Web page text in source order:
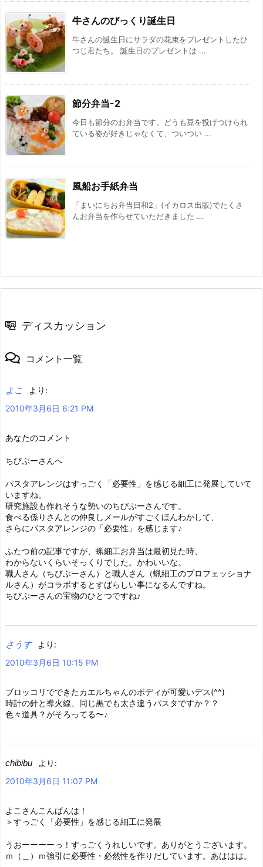
牛さんのびっくり誕生日
牛さんの誕生日にサラダの花束をプレゼントしたひ
つじ君たち。 誕生日のプレゼントは ...
節分弁当-2
今日も節分のお弁当です。どうも豆を投げつけられ
ている姿が好きじゃなくて、ついつい ...
風船お手紙弁当
「まいにちお弁当日和2」(イカロス出版)でたくさ
んお弁当を作らせていただきました ...
ディスカッション
コメント一覧
よこ
より:
2010年3月6日 6:21 PM
あなたのコメント
ちびぶーさんへ
パスタアレンジはすっごく「必要性」を感じる細工に発展していて
いますね。
研究施設も作れそうな勢いのちびぶーさんです。
食べる係りさんとの仲良しメールがすごくほんわかして、
さらにパスタアレンジの「必要性」を感じます♪
ふたつ前の記事ですが、蝋細工お弁当は最初見た時、
わからないくらいそっくりでした。かわいいな。
職人さん（ちびぶーさん）と職人さん（蝋細工のプロフェッショナ
ルさん）がコラボするとすばらしい事になるんですね。
ちびぶーさんの宝物のひとつですね♪
さうす
より:
2010年3月6日 10:15 PM
ブロッコリでできたカエルちゃんのボディが可愛いデス(^^)
時計の針と導火線、同じ黒でも太さ違うパスタですか？？
色々道具？がそろってる〜♪
chibibu
より:
2010年3月6日 11:07 PM
よこさんこんばんは！
＞すっごく「必要性」を感じる細工に発展
うおーーーーっ！すっごくうれしいです。ありがとうございます。
ｍ（＿）ｍ強引に必要性・必然性を作りだしています。あははは。